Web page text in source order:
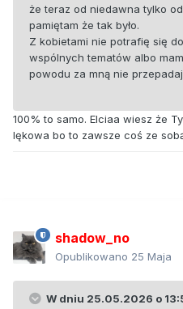
że teraz od niedawna tylko
pamiętam że tak było.
Z kobietami nie potrafię się
wspólnych tematów albo
powodu za mną nie
100% to samo. Elciaa wiesz że
lękowa bo to zawsze coś ze
shadow_no
Opublikowano 25 Maja
W dniu 25.05.2026 o